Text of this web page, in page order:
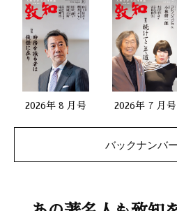
渡 文明（ＪＸホールディングス名誉顧問
第一線で活躍する女性
「その仕事に楽しみを見つける」
茂木久美子（新幹線カリスマ販売員）
「真剣に向き合えば無駄な経験など何
加藤照和（ツムラ社長）
生涯現役
2026年 8 月号 2026年 7 月号
バックナンバ